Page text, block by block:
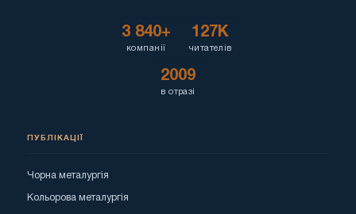
3 840+
компанії
127K
читателів
2009
в отразі
ПУБЛІКАЦІЇ
Чорна металургія
Кольорова металургія